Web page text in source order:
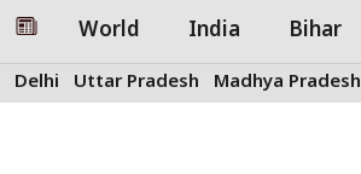
World India Bihar
Delhi Uttar Pradesh Madhya Pradesh